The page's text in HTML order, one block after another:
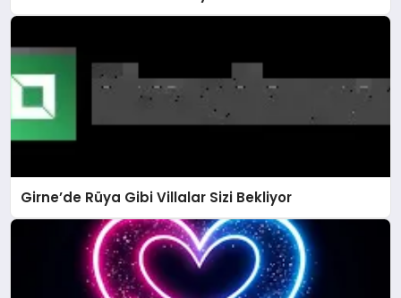
Girne’de Rüya Gibi Villalar Sizi Bekliyor